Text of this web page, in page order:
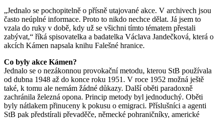
„Jednalo se pochopitelně o přísně utajované akce. V archivech jsou
často neúplné informace. Proto to nikdo nechce dělat. Já jsem to
vzala do ruky v době, kdy už se všichni tímto tématem přestali
zabývat,“ říká spisovatelka a badatelka Václava Jandečková, která o
akcích Kámen napsala knihu Falešné hranice.
Co byly akce Kámen?
Jednalo se o nezákonnou provokační metodu, kterou StB používala
od dubna 1948 až do konce roku 1951. V roce 1952 možná ještě
také, k tomu ale nemám žádné důkazy. Další oběti paradoxně
zachránila železná opona. Princip metody byl jednoduchý. Oběti
byly nátlakem přinuceny k pokusu o emigraci. Příslušníci a agenti
StB pak předstírali převaděče, německé pohraničníky, americké